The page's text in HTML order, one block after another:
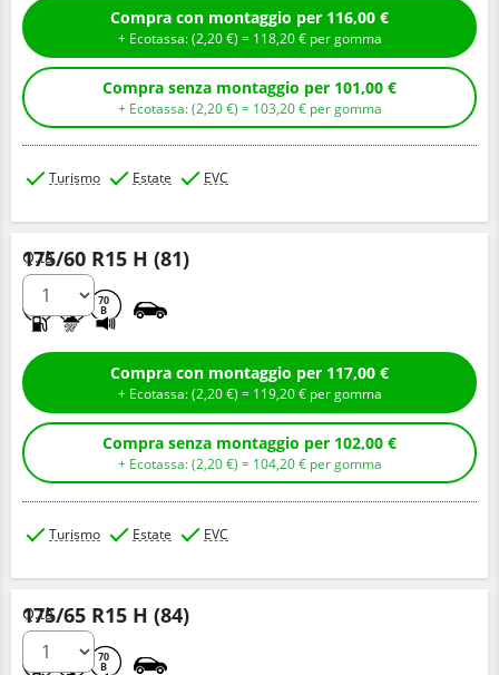
Compra con montaggio per 116,00 €
+ Ecotassa: (2,20€ ) = 118,20€ per gomma
Compra senza montaggio per 101,00 €
+ Ecotassa: (2,20€ ) = 103,20€ per gomma
Turismo Estate EVC
175/60 R15 H (81)
70
B
Q.tà
Compra con montaggio per 117,00 €
+ Ecotassa: (2,20€ ) = 119,20€ per gomma
Compra senza montaggio per 102,00 €
+ Ecotassa: (2,20€ ) = 104,20€ per gomma
Turismo Estate EVC
175/65 R15 H (84)
70
B
Q.tà